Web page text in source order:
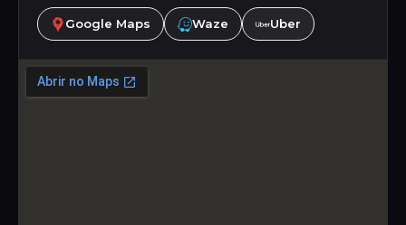
Google Maps Waze Uber